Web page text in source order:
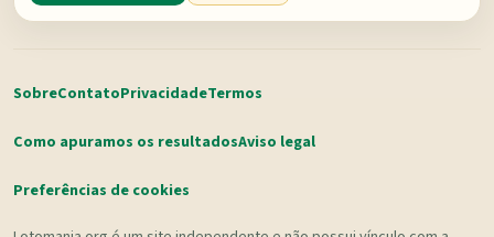
SobreContatoPrivacidadeTermos
Como apuramos os resultadosAviso legal
Preferências de cookies